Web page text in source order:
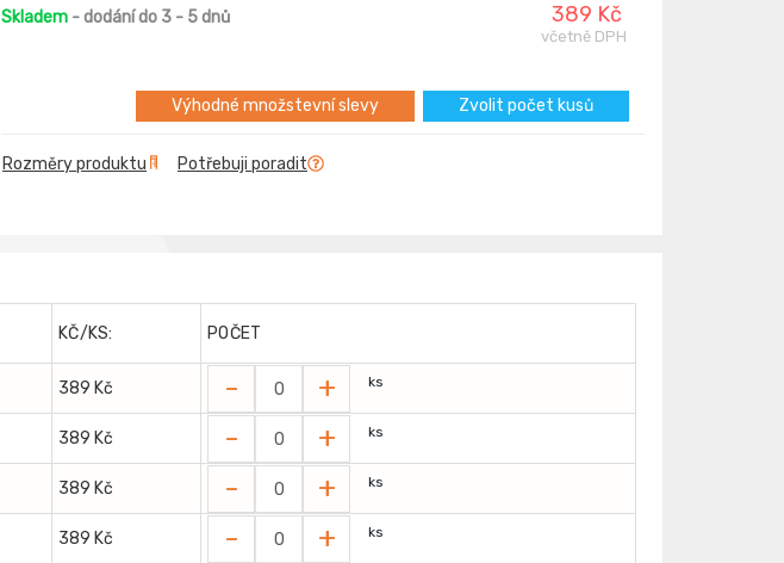
Skladem - dodání do 3 - 5 dnů 389 Kč
včetně DPH
Výhodné množstevní slevy Zvolit počet kusů
Rozměry produktu Potřebuji poradit
KČ/KS: POČET
389 Kč - + ks
389 Kč - + ks
389 Kč - + ks
389 Kč - + ks